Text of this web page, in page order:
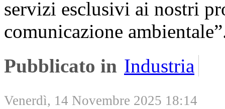
servizi esclusivi ai nostri
comunicazione
Pubblicato in Industria
Venerdì, 14 Novembre 2025 18:14